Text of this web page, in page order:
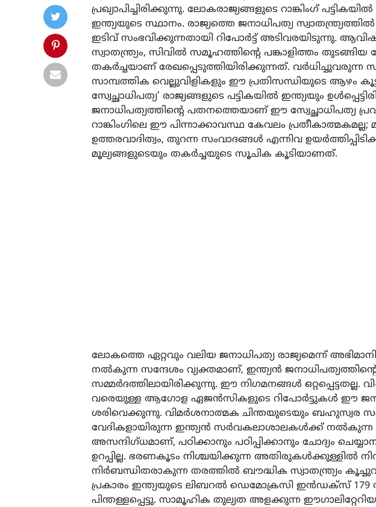
പ്രഖ്യാപിച്ചിരിക്കുന്നു. ലോകരാജ്യങ്ങളുടെ റാങ്കിംഗ്
ഇന്ത്യയുടെ സ്ഥാനം. രാജ്യത്തെ ജനാധിപത്യ
ഇടിവ് സംഭവിക്കുന്നതായി റിപോര്‍ട്ട് അടിവരയിടുന്നു.
സ്വാതന്ത്ര്യം, സിവില്‍ സമൂഹത്തിന്റെ പങ്കാളിത്തം
തകര്‍ച്ചയാണ് രേഖപ്പെടുത്തിയിരിക്കുന്നത്. വര്‍ധിച്ചുവരുന്ന
സാമ്പത്തിക വെല്ലുവിളികളും ഈ പ്രതിസന്ധിയുടെ ആഴം
സ്വേച്ഛാധിപത്യ’ രാജ്യങ്ങളുടെ പട്ടികയില്‍ ഇന്ത്യയും
ജനാധിപത്യത്തിന്റെ പതനത്തെയാണ് ഈ സ്വേച്ഛാധിപത്യ
റാങ്കിംഗിലെ ഈ പിന്നാക്കാവസ്ഥ കേവലം
ഉത്തരവാദിത്വം, തുറന്ന സംവാദങ്ങള്‍ എന്നിവ
മൂല്യങ്ങളുടെയും തകര്‍ച്ചയുടെ സൂചിക കൂടിയാണത്.
ലോകത്തെ ഏറ്റവും വലിയ ജനാധിപത്യ രാജ്യമെന്ന്
നല്‍കുന്ന സന്ദേശം വ്യക്തമാണ്, ഇന്ത്യന്‍
സമ്മര്‍ദത്തിലായിരിക്കുന്നു. ഈ നിഗമനങ്ങള്‍
വരെയുള്ള ആഗോള ഏജന്‍സികളുടെ റിപോര്‍ട്ടുകള്‍ ഈ
ശരിവെക്കുന്നു. വിമര്‍ശനാത്മക ചിന്തയുടെയും ബഹുസ്വര
വേദികളായിരുന്ന ഇന്ത്യന്‍ സര്‍വകലാശാലകള്‍ക്ക് നല്‍കുന്ന
അസന്ദിഗ്ധമാണ്, പഠിക്കാനും പഠിപ്പിക്കാനും ചോദ്യം
ഉറപ്പില്ല. ഭരണകൂടം നിശ്ചയിക്കുന്ന അതിരുകള്‍ക്കുള്ളില്‍
നിര്‍ബന്ധിതരാകുന്ന തരത്തില്‍ ബൗദ്ധിക സ്വാതന്ത്ര്യം
പ്രകാരം ഇന്ത്യയുടെ ലിബറല്‍ ഡെമോക്രസി ഇന്‍ഡക്‌സ് 179
പിന്തള്ളപ്പെട്ടു. സാമൂഹിക തുല്യത അളക്കുന്ന